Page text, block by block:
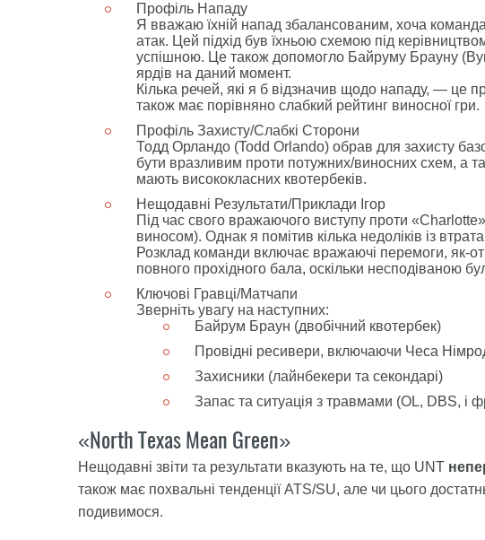
Профіль Нападу
Я вважаю їхній напад збалансованим, хоча
атак. Цей підхід був їхньою схемою під
успішною. Це також допомогло Байруму Брауну
ярдів на даний момент.
Кілька речей, які я б відзначив щодо нападу, — це
також має порівняно слабкий рейтинг виносної гри.
Профіль Захисту/Слабкі Сторони
Тодд Орландо (Todd Orlando) обрав для захисту
бути вразливим проти потужних/виносних схем, а
мають висококласних квотербеків.
Нещодавні Результати/Приклади Ігор
Під час свого вражаючого виступу проти
виносом). Однак я помітив кілька недоліків із
Розклад команди включає вражаючі перемоги, як-
повного прохідного бала, оскільки несподіваною
Ключові Гравці/Матчапи
Зверніть увагу на наступних:
Байрум Браун (двобічний квотербек)
Провідні ресивери, включаючи Чеса
Захисники (лайнбекери та секондарі)
Запас та ситуація з травмами (OL, DBS, і
«North Texas Mean Green»
Нещодавні звіти та результати вказують на те, що UNT
також має похвальні тенденції ATS/SU, але чи цього
подивимося.